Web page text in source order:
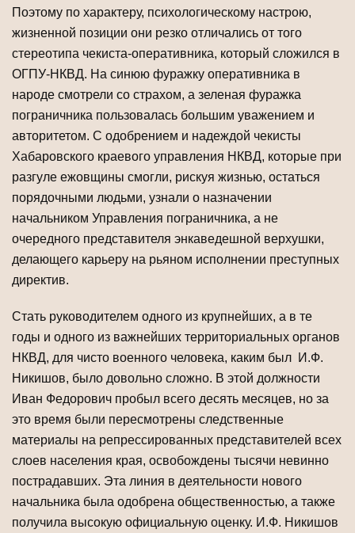
Поэтому по характеру, психологическому настрою,
жизненной позиции они резко отличались от того
стереотипа чекиста-оперативника, который сложился в
ОГПУ-НКВД. На синюю фуражку оперативника в
народе смотрели со страхом, а зеленая фуражка
пограничника пользовалась большим уважением и
авторитетом. С одобрением и надеждой чекисты
Хабаровского краевого управления НКВД, которые при
разгуле ежовщины смогли, рискуя жизнью, остаться
порядочными людьми, узнали о назначении
начальником Управления пограничника, а не
очередного представителя энкаведешной верхушки,
делающего карьеру на рьяном исполнении преступных
директив.
Стать руководителем одного из крупнейших, а в те
годы и одного из важнейших территориальных органов
НКВД, для чисто военного человека, каким был И.Ф.
Никишов, было довольно сложно. В этой должности
Иван Федорович пробыл всего десять месяцев, но за
это время были пересмотрены следственные
материалы на репрессированных представителей всех
слоев населения края, освобождены тысячи невинно
пострадавших. Эта линия в деятельности нового
начальника была одобрена общественностью, а также
получила высокую официальную оценку. И.Ф. Никишов